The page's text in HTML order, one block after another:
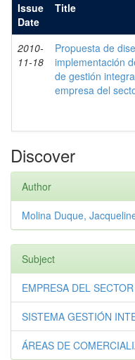
Issue
Date
Title
2010-
11-18
Propuesta de
implementación
de gestión
empresa del
Discover
Author
Molina Duque,
Subject
EMPRESA DEL
SISTEMA GESTIÓN
ÁREAS DE